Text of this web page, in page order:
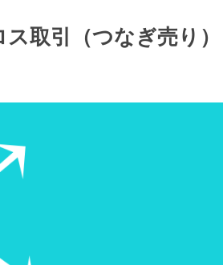
取引（つなぎ売り）